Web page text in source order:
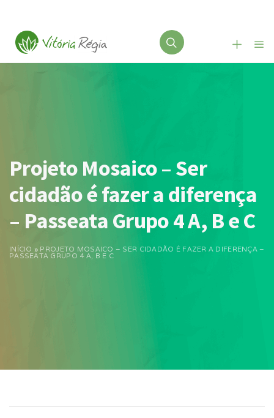
Projeto Mosaico – Ser
cidadão é fazer a diferença
– Passeata Grupo 4 A, B e C
INÍCIO » PROJETO MOSAICO – SER CIDADÃO É FAZER A DIFERENÇA –
PASSEATA GRUPO 4 A, B E C